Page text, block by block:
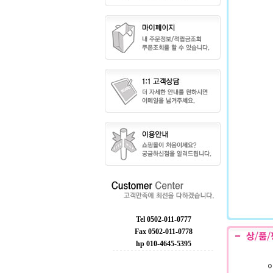
Tel 0502-011-0777
Fax 0502-011-0778
hp 010-4645-5395